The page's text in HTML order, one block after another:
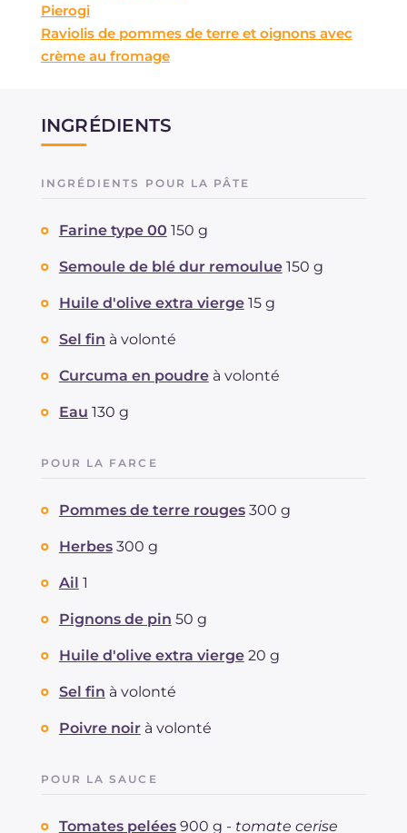
Pierogi
Raviolis de pommes de terre et oignons avec
crème au fromage
INGRÉDIENTS
INGRÉDIENTS POUR LA PÂTE
Farine type 00 150 g
Semoule de blé dur remoulue 150 g
Huile d'olive extra vierge 15 g
Sel fin à volonté
Curcuma en poudre à volonté
Eau 130 g
POUR LA FARCE
Pommes de terre rouges 300 g
Herbes 300 g
Ail 1
Pignons de pin 50 g
Huile d'olive extra vierge 20 g
Sel fin à volonté
Poivre noir à volonté
POUR LA SAUCE
Tomates pelées 900 g - tomate cerise